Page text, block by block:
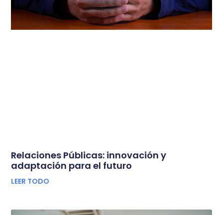
Relaciones Públicas: innovación y
adaptación para el futuro
LEER TODO